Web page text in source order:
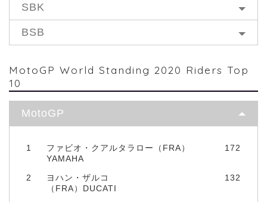
SBK
BSB
MotoGP World Standing 2020 Riders Top
10
MotoGP
1
ファビオ・クアルタラロー（FRA）
YAMAHA
172
2
ヨハン・ザルコ
（FRA）DUCATI
132